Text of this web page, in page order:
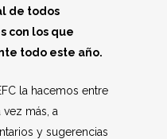
de todos
con los que
todo este año.
la hacemos entre
vez más, a
y sugerencias